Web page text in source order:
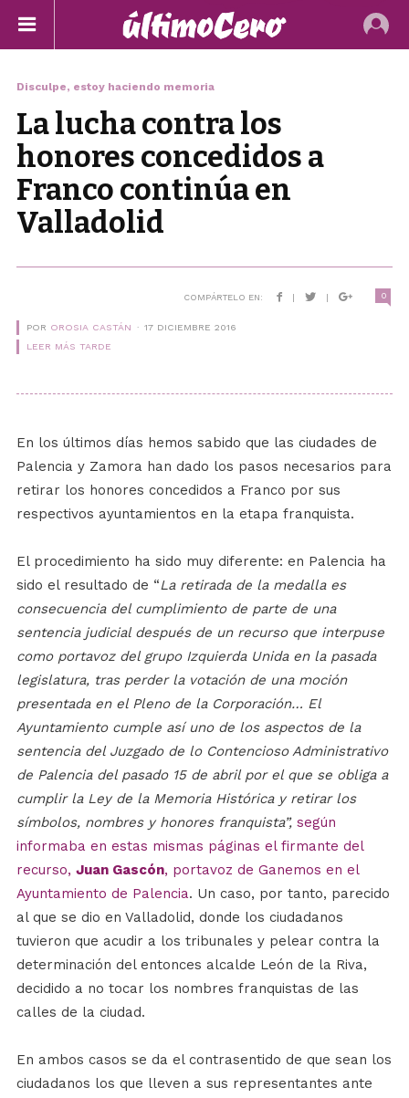
Disculpe, estoy haciendo memoria
La lucha contra los
honores concedidos a
Franco continúa en
Valladolid
COMPÁRTELO EN: | | 0
POR OROSIA CASTÁN
17 DICIEMBRE 2016
LEER MÁS TARDE
En los últimos días hemos sabido que las ciudades de
Palencia y Zamora han dado los pasos necesarios para
retirar los honores concedidos a Franco por sus
respectivos ayuntamientos en la etapa franquista.
El procedimiento ha sido muy diferente: en Palencia ha
sido el resultado de “La retirada de la medalla es
consecuencia del cumplimiento de parte de una
sentencia judicial después de un recurso que interpuse
como portavoz del grupo Izquierda Unida en la pasada
legislatura, tras perder la votación de una moción
presentada en el Pleno de la Corporación… El
Ayuntamiento cumple así uno de los aspectos de la
sentencia del Juzgado de lo Contencioso Administrativo
de Palencia del pasado 15 de abril por el que se obliga a
cumplir la Ley de la Memoria Histórica y retirar los
símbolos, nombres y honores franquista”, según
informaba en estas mismas páginas el firmante del
recurso, Juan Gascón, portavoz de Ganemos en el
Ayuntamiento de Palencia. Un caso, por tanto, parecido
al que se dio en Valladolid, donde los ciudadanos
tuvieron que acudir a los tribunales y pelear contra la
determinación del entonces alcalde León de la Riva,
decidido a no tocar los nombres franquistas de las
calles de la ciudad.
En ambos casos se da el contrasentido de que sean los
ciudadanos los que lleven a sus representantes ante